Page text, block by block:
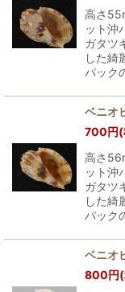
高さ
ット沖
ガタツ
した綺
パック
ベニオ
700円
高さ
ット沖
ガタツ
した綺
パック
ベニオ
800円